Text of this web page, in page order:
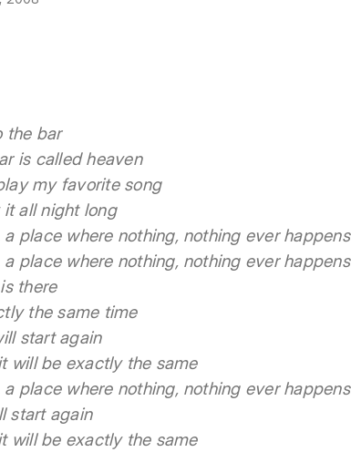
the bar
is called heaven
my favorite song
all night long
place where nothing, nothing ever happens
place where nothing, nothing ever happens
there
the same time
start again
will be exactly the same
place where nothing, nothing ever happens
start again
will be exactly the same